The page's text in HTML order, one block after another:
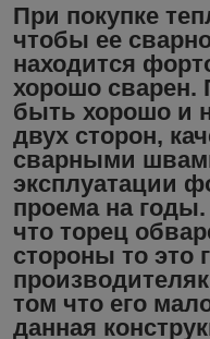
При покупке
чтобы ее
находится
хорошо
быть хорошо и
двух сторон,
сварными
эксплуатации
проема на
что торец
стороны то это
том что его
данная